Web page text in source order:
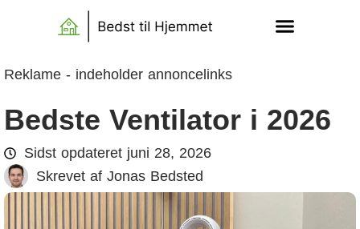
Reklame - indeholder annoncelinks
Bedste Ventilator i 2026
Sidst opdateret juni 28, 2026
Skrevet af Jonas Bedsted